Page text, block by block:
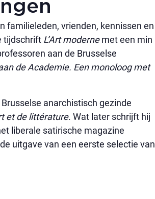
familieleden, vrienden, kennissen en
tijdschrift L’Art modernemet een min
aan de Brusselse
de Academie. Een monoloog met
anarchistisch gezinde
et de littérature. Wat later schrijft hij
liberale satirische magazine
uitgave van een eerste selectie van